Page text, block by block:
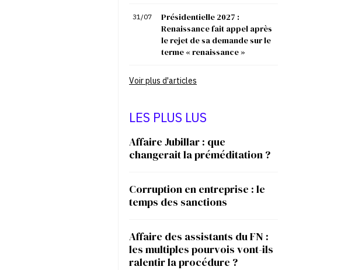
31/07
Présidentielle 2027 :
Renaissance fait appel après
le rejet de sa demande sur le
terme « renaissance »
Voir plus d'articles
LES PLUS LUS
Affaire Jubillar : que
changerait la préméditation ?
Corruption en entreprise : le
temps des sanctions
Affaire des assistants du FN :
les multiples pourvois vont-ils
ralentir la procédure ?